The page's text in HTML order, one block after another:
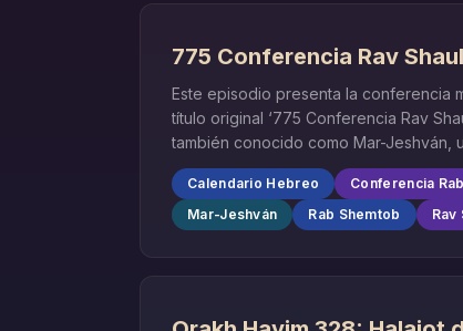
775 Conferencia Rav
Este episodio presenta la conferencia
título original ‘775 Conferencia Rav
también conocido como Mar-Jeshván,
Calendario Hebreo Conferencia
Mar-Jeshván
Rab Shemtob Rav